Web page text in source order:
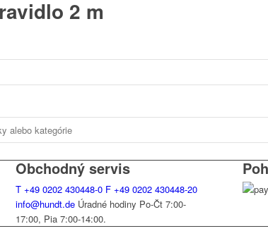
2 m
Obchodný servis
T +49 0202 430448-0 F +49 0202 430448-20
info@hundt.de Úradné hodiny Po-Čt 7:00-
17:00, Pia 7:00-14:00.